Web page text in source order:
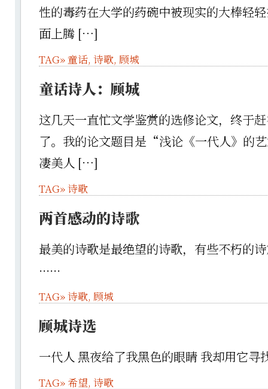
性的毒药在大学的药碗中被现实的大棒轻
面上腾 […]
TAG»童话, 诗歌, 顾城
童话诗人：顾城
这几天一直忙文学鉴赏的选修论文，终于
了。我的论文题目是“浅论《一代人》的
凄美人 […]
TAG»诗歌
两首感动的诗歌
最美的诗歌是最绝望的诗歌，有些不朽的
······
TAG»诗歌, 顾城
顾城诗选
一代人 黑夜给了我黑色的眼睛 我却用它寻
TAG» 希望, 诗歌